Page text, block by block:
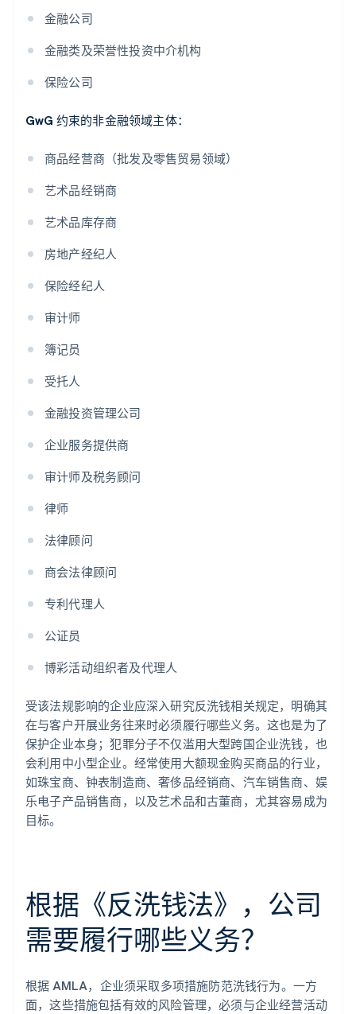
金融公司
金融类及荣誉性投资中介机构
保险公司
GwG 约束的非金融领域主体：
商品经营商（批发及零售贸易领域）
艺术品经销商
艺术品库存商
房地产经纪人
保险经纪人
审计师
簿记员
受托人
金融投资管理公司
企业服务提供商
审计师及税务顾问
律师
法律顾问
商会法律顾问
专利代理人
公证员
博彩活动组织者及代理人
受该法规影响的企业应深入研究反洗钱相关规定，明确其
在与客户开展业务往来时必须履行哪些义务。这也是为了
保护企业本身；犯罪分子不仅滥用大型跨国企业洗钱，也
会利用中小型企业。经常使用大额现金购买商品的行业，
如珠宝商、钟表制造商、奢侈品经销商、汽车销售商、娱
乐电子产品销售商，以及艺术品和古董商，尤其容易成为
目标。
根据《反洗钱法》，公司
需要履行哪些义务？
根据 AMLA，企业须采取多项措施防范洗钱行为。一方
面，这些措施包括有效的风险管理，必须与企业经营活动